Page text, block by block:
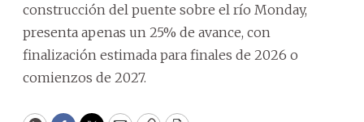
construcción del puente sobre el río Monday,
presenta apenas un 25% de avance, con
finalización estimada para finales de 2026 o
comienzos de 2027.